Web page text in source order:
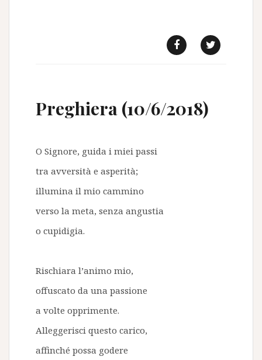
Preghiera (10/6/2018)
O Signore, guida i miei passi
tra avversità e asperità;
illumina il mio cammino
verso la meta, senza angustia
o cupidigia.
Rischiara l’animo mio,
offuscato da una passione
a volte opprimente.
Alleggerisci questo carico,
affinché possa godere